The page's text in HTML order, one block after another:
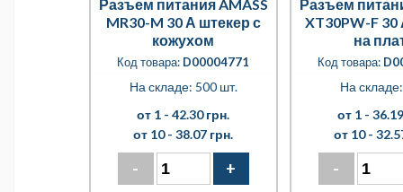
Разъем питания AMASS
MR30-M 30 А штекер с
кожухом
Код товара: D00004771
На складе: 500 шт.
от 1 - 42.30 грн.
от 10 - 38.07 грн.
- +
Разъем
XT30PW-F 30
на
Код товара:
На
от 1 -
от 10 -
-